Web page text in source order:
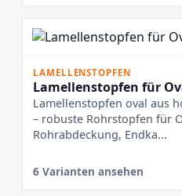
LAMELLENSTOPFEN
Lamellenstopfen für
Lamellenstopfen oval aus
– robuste Rohrstopfen für
Rohrabdeckung, Endka...
6 Varianten ansehen